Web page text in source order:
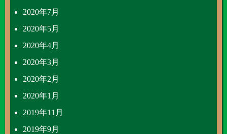
2020年7月
2020年5月
2020年4月
2020年3月
2020年2月
2020年1月
2019年11月
2019年9月